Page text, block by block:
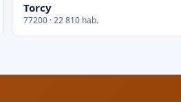
Torcy
77200 · 22 810 hab.